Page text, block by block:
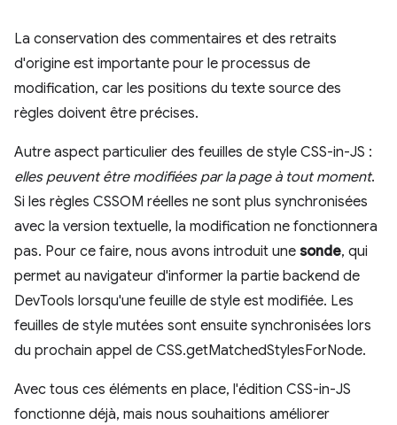
La conservation des commentaires et des retraits
d'origine est importante pour le processus de
modification, car les positions du texte source des
règles doivent être précises.
Autre aspect particulier des feuilles de style CSS-in-JS :
elles peuvent être modifiées par la page à tout moment.
Si les règles CSSOM réelles ne sont plus synchronisées
avec la version textuelle, la modification ne fonctionnera
pas. Pour ce faire, nous avons introduit une sonde, qui
permet au navigateur d'informer la partie backend de
DevTools lorsqu'une feuille de style est modifiée. Les
feuilles de style mutées sont ensuite synchronisées lors
du prochain appel de CSS.getMatchedStylesForNode.
Avec tous ces éléments en place, l'édition CSS-in-JS
fonctionne déjà, mais nous souhaitions améliorer